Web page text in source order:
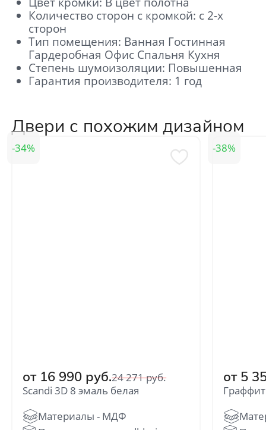
Количество сторон с кромкой: с 2-х
сторон
Тип помещения: Ванная Гостинная
Гардеробная Офис Спальня Кухня
Степень шумоизоляции: Повышенная
Гарантия производителя: 1 год
Двери с похожим дизайном
34
от 16 990 руб.24 271 руб.
Scandi 3D 8 эмаль белая
38
от 5
Отправить
соглашаетесь с политикой обработки
персональных данных